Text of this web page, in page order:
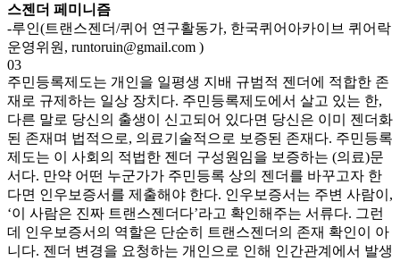
스젠더 페미니즘
-루인(트랜스젠더/퀴어 연구활동가, 한국퀴어아카이브 퀴어락
운영위원, runtoruin@gmail.com )
03
주민등록제도는 개인을 일평생 지배 규범적 젠더에 적합한 존
재로 규제하는 일상 장치다. 주민등록제도에서 살고 있는 한,
다른 말로 당신의 출생이 신고되어 있다면 당신은 이미 젠더화
된 존재며 법적으로, 의료기술적으로 보증된 존재다. 주민등록
제도는 이 사회의 적법한 젠더 구성원임을 보증하는 (의료)문
서다. 만약 어떤 누군가가 주민등록 상의 젠더를 바꾸고자 한
다면 인우보증서를 제출해야 한다. 인우보증서는 주변 사람이,
‘이 사람은 진짜 트랜스젠더다’라고 확인해주는 서류다. 그런
데 인우보증서의 역할은 단순히 트랜스젠더의 존재 확인이 아
니다. 젠더 변경을 요청하는 개인으로 인해 인간관계에서 발생